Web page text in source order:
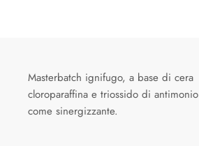
Masterbatch ignifugo, a base di cera
cloroparaffina e triossido di antimonio
come sinergizzante.